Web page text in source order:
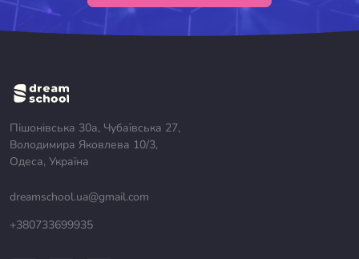
Пішонівська 30а, Чубаївська 27,
Володимира Яковлева 10/3,
Одеса, Україна
dreamschool.ua@gmail.com
+380733699935